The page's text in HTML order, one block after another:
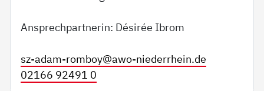
Ansprechpartnerin: Désirée Ibrom
sz-adam-romboy@awo-niederrhein.de
02166 92491 0